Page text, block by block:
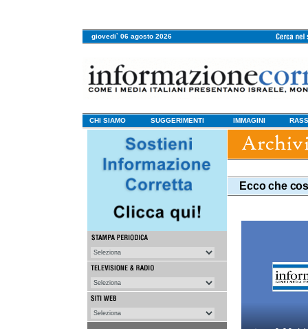
giovedi` 06 agosto 2026
CHI SIAMO SUGGERIMENTI IMMAGINI
Ecco che